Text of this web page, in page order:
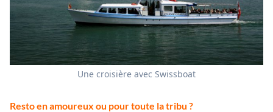
Une croisière avec Swissboat
Resto en amoureux ou pour toute la tribu ?